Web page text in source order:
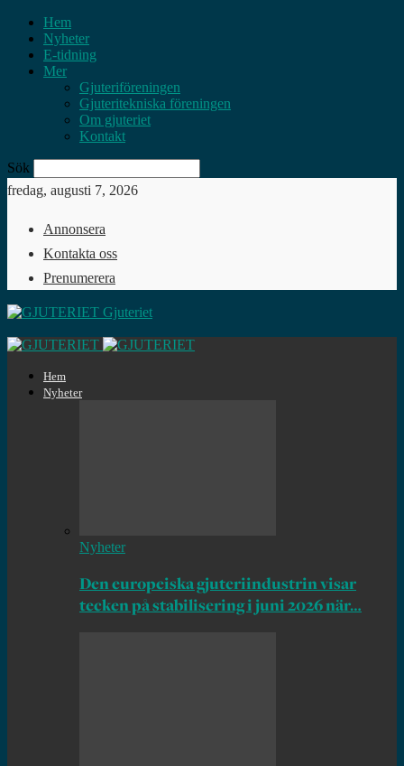
Hem
Nyheter
E-tidning
Mer
Gjuteriföreningen
Gjuteritekniska föreningen
Om gjuteriet
Kontakt
Sök
fredag, augusti 7, 2026
Annonsera
Kontakta oss
Prenumerera
Gjuteriet
Hem
Nyheter
Nyheter
Den europeiska gjuteriindustrin visar
tecken på stabilisering i juni 2026 när…